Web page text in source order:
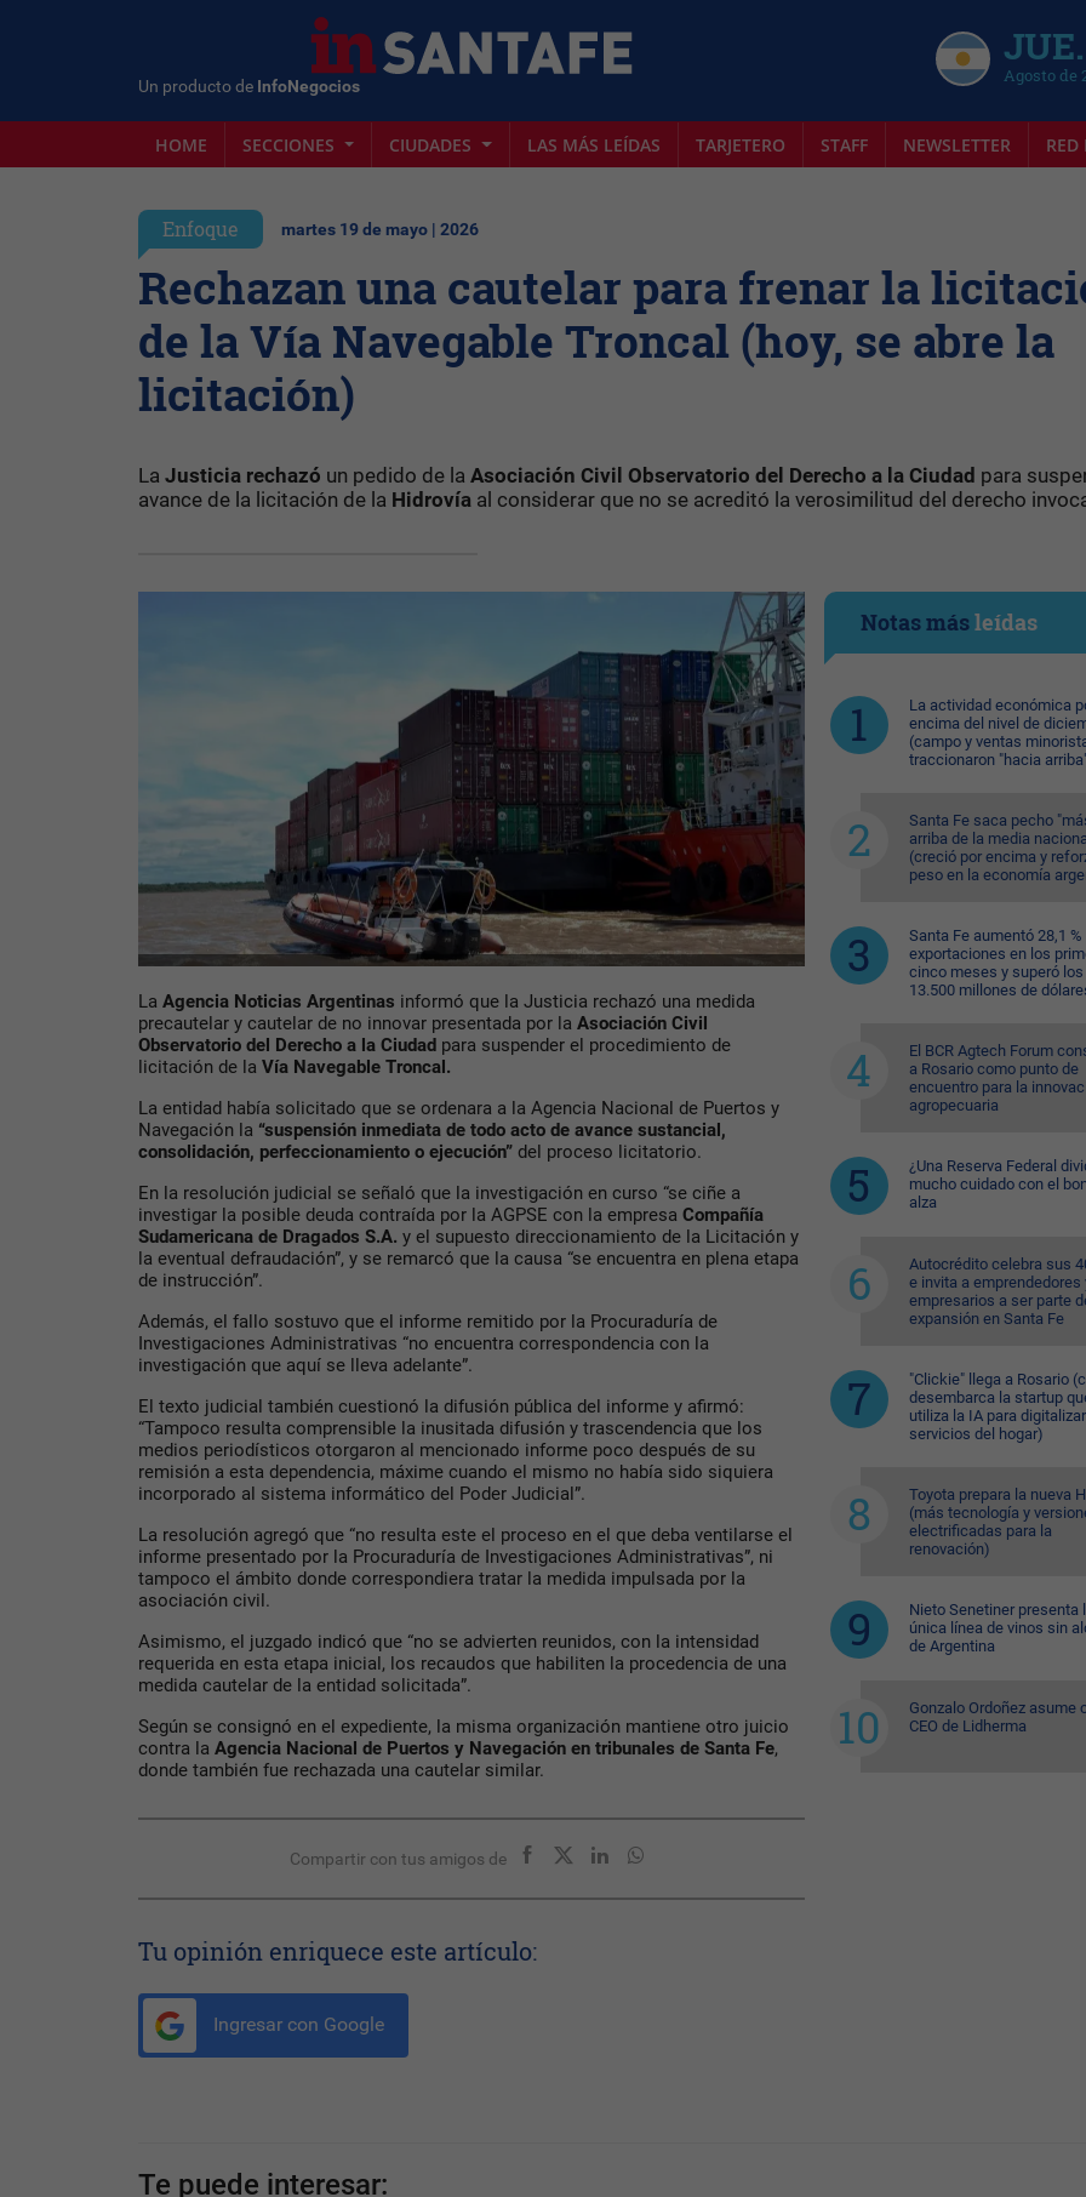
Un producto de InfoNegocios Agosto de
HOME SECCIONES CIUDADES LAS MÁS LEÍDAS TARJETERO STAFF NEWSLETTER
Enfoque martes 19 de mayo | 2026
Rechazan una cautelar para frenar la
de la Vía Navegable Troncal (hoy, se abre la
licitación)
La Justicia rechazó un pedido de la Asociación Civil Observatorio del Derecho a la Ciudad para
avance de la licitación de la Hidrovía al considerar que no se acreditó la verosimilitud del derecho
La Agencia Noticias Argentinas informó que la Justicia rechazó una medida
precautelar y cautelar de no innovar presentada por la Asociación Civil
Observatorio del Derecho a la Ciudad para suspender el procedimiento de
licitación de la Vía Navegable Troncal.
La entidad había solicitado que se ordenara a la Agencia Nacional de Puertos y
Navegación la “suspensión inmediata de todo acto de avance sustancial,
consolidación, perfeccionamiento o ejecución” del proceso licitatorio.
En la resolución judicial se señaló que la investigación en curso “se ciñe a
investigar la posible deuda contraída por la AGPSE con la empresa Compañía
Sudamericana de Dragados S.A. y el supuesto direccionamiento de la Licitación y
la eventual defraudación”, y se remarcó que la causa “se encuentra en plena etapa
de instrucción”.
Además, el fallo sostuvo que el informe remitido por la Procuraduría de
Investigaciones Administrativas “no encuentra correspondencia con la
investigación que aquí se lleva adelante”.
El texto judicial también cuestionó la difusión pública del informe y afirmó:
“Tampoco resulta comprensible la inusitada difusión y trascendencia que los
medios periodísticos otorgaron al mencionado informe poco después de su
remisión a esta dependencia, máxime cuando el mismo no había sido siquiera
incorporado al sistema informático del Poder Judicial”.
La resolución agregó que “no resulta este el proceso en el que deba ventilarse el
informe presentado por la Procuraduría de Investigaciones Administrativas”, ni
tampoco el ámbito donde correspondiera tratar la medida impulsada por la
asociación civil.
Asimismo, el juzgado indicó que “no se advierten reunidos, con la intensidad
requerida en esta etapa inicial, los recaudos que habiliten la procedencia de una
medida cautelar de la entidad solicitada”.
Según se consignó en el expediente, la misma organización mantiene otro juicio
contra la Agencia Nacional de Puertos y Navegación en tribunales de Santa Fe,
donde también fue rechazada una cautelar similar.
Compartir con tus amigos de
Tu opinión enriquece este artículo:
Ingresar con Google
Notas másleídas
La actividad económica
encima del nivel de
(campo y ventas
traccionaron "hacia
Santa Fe saca pecho
arriba de la media
(creció por encima y
peso en la economía
Santa Fe aumentó 28,1
exportaciones en los
cinco meses y superó los
13.500 millones de
El BCR Agtech Forum
a Rosario como punto de
encuentro para la
agropecuaria
¿Una Reserva Federal
mucho cuidado con el
alza
Autocrédito celebra sus
e invita a emprendedores
empresarios a ser parte
expansión en Santa Fe
"Clickie" llega a Rosario
desembarca la startup
utiliza la IA para
servicios del hogar)
Toyota prepara la nueva
(más tecnología y
electrificadas para la
renovación)
Nieto Senetiner presenta
única línea de vinos sin
de Argentina
Gonzalo Ordoñez asume
CEO de Lidherma
Te puede interesar: